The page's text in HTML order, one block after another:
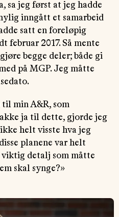
sa jeg først at jeg hadde
inngått et samarbeid
satt en foreløpig
februar 2017. Så mente
begge deler; både gi
på MGP. Jeg måtte
min A&R, som
ja til dette, gjorde jeg
helt visste hva jeg
planene var helt
detalj som måtte
skal synge?»